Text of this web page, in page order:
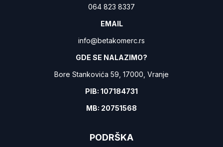
PODRŠKA
064 823 8337
EMAIL
info@betakomerc.rs
GDE SE NALAZIMO?
Bore Stankovića 59, 17000, Vranje
PIB: 107184731
MB: 20751568